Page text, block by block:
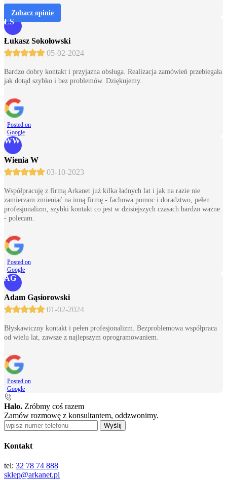
Zobacz opinie
ŁS
Łukasz Sokołowski
05-02-2024
Bardzo dobry kontakt i przyjazna obsługa. Realizacja zamówień przebiegała
jak dotąd szybko i bez problemów. Dziękujemy.
Posted on
Google
WW
Wienia W
03-10-2023
Współpracuję z firmą Arkanet już kilka ładnych lat i jak na razie nie
zamierzam zmieniać na inną firmę - fachowa pomoc i doradztwo, pełen
profesjonalizm, szybki kontakt co jest w dzisiejszych czasach bardzo ważne
- polecam.
Posted on
Google
AG
Adam Gąsiorowski
01-02-2024
Błyskawiczny kontakt i pełen profesjonalizm. Bezproblemowa współpraca
od wielu lat, zawsze z najlepszym oprogramowaniem.
Posted on
Google
Halo. Zróbmy coś razem
Zamów rozmowę z konsultantem, oddzwonimy.
Wyślij
Kontakt
tel: 32 78 74 888
sklep@arkanet.pl